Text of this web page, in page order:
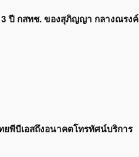
ปี กสทช. ของสุภิญญา กลางณรงค์
พีบีเอสถึงอนาคตโทรทัศน์บริการ